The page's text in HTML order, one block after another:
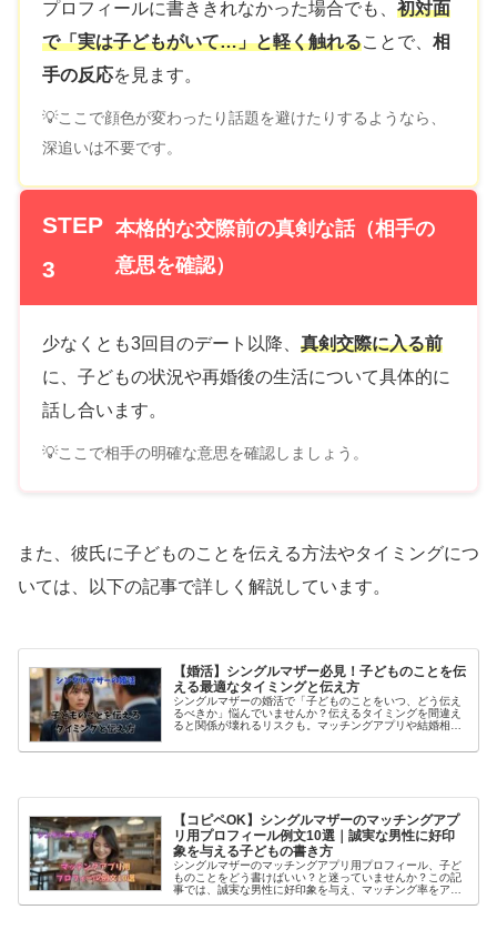
プロフィールに書ききれなかった場合でも、 初対面
で「実は子どもがいて…」と軽く触れることで、 相
手の反応を見ます。
💡ここで顔色が変わったり話題を避けたりするようなら、
深追いは不要です。
STEP
3
本格的な交際前の真剣な話（相手の
意思を確認）
少なくとも3回目のデート以降、 真剣交際に入る前
に、子どもの状況や再婚後の生活について具体的に
話し合います。
💡ここで相手の明確な意思を確認しましょう。
また、彼氏に子どものことを伝える方法やタイミングにつ
いては、以下の記事で詳しく解説しています。
【婚活】シングルマザー必見！子どものことを伝
える最適なタイミングと伝え方
シングルマザーの婚活で「子どものことをいつ、どう伝え
るべきか」悩んでいませんか？伝えるタイミングを間違え
ると関係が壊れるリスクも。マッチングアプリや結婚相談
る失敗しない伝え方を徹底解説します。
【コピペOK】シングルマザーのマッチングアプ
リ用プロフィール例文10選｜誠実な男性に好印
象を与える子どもの書き方
シングルマザーのマッチングアプリ用プロフィール、子ど
ものことをどう書けばいい？と迷っていませんか？この記
事では、誠実な男性に好印象を与え、マッチング率をアッ